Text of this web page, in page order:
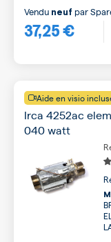
37,25 €
Vendu neuf par
Aide en visio
Irca 4252ac
040 watt